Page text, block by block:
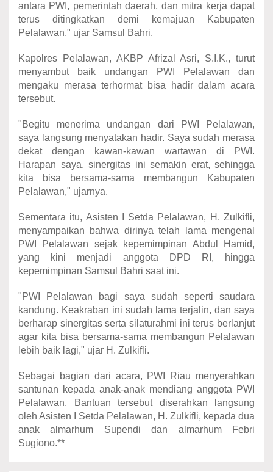
antara PWI, pemerintah daerah, dan mitra kerja dapat
terus ditingkatkan demi kemajuan Kabupaten
Pelalawan," ujar Samsul Bahri.
Kapolres Pelalawan, AKBP Afrizal Asri, S.I.K., turut
menyambut baik undangan PWI Pelalawan dan
mengaku merasa terhormat bisa hadir dalam acara
tersebut.
"Begitu menerima undangan dari PWI Pelalawan,
saya langsung menyatakan hadir. Saya sudah merasa
dekat dengan kawan-kawan wartawan di PWI.
Harapan saya, sinergitas ini semakin erat, sehingga
kita bisa bersama-sama membangun Kabupaten
Pelalawan," ujarnya.
Sementara itu, Asisten I Setda Pelalawan, H. Zulkifli,
menyampaikan bahwa dirinya telah lama mengenal
PWI Pelalawan sejak kepemimpinan Abdul Hamid,
yang kini menjadi anggota DPD RI, hingga
kepemimpinan Samsul Bahri saat ini.
"PWI Pelalawan bagi saya sudah seperti saudara
kandung. Keakraban ini sudah lama terjalin, dan saya
berharap sinergitas serta silaturahmi ini terus berlanjut
agar kita bisa bersama-sama membangun Pelalawan
lebih baik lagi," ujar H. Zulkifli.
Sebagai bagian dari acara, PWI Riau menyerahkan
santunan kepada anak-anak mendiang anggota PWI
Pelalawan. Bantuan tersebut diserahkan langsung
oleh Asisten I Setda Pelalawan, H. Zulkifli, kepada dua
anak almarhum Supendi dan almarhum Febri
Sugiono.**